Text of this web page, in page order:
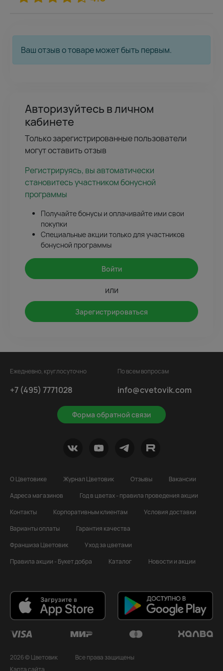
Ваш отзыв о товаре может быть первым.
Авторизуйтесь в личном
кабинете
Только зарегистрированные пользователи
могут оставить отзыв
Регистрируясь, вы автоматически
становитесь участником бонусной
программы
Получайте бонусы и оплачивайте ими свои
покупки
Специальные акции только для участников
бонусной программы
Войти
или
Зарегистрироваться
Ежедневно, круглосуточно
+7 (495) 7771028
Форма обратной связи
По всем вопросам
info@cvetovik.com
О Цветовике Журнал Цветовик Отзывы
Вакансии
Адреса магазинов
Год в цветах - правила проведения акции
Контакты
Корпоративным клиентам
Условия доставки
Варианты оплаты
Гарантия качества
Франшиза Цветовик
Уход за цветами
Правила акции - Букет добра
Каталог Новости и акции
2026 © Цветовик
Все права защищены
Карта сайта